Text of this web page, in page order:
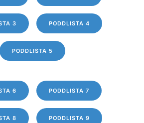
3 PODDLISTA 4
PODDLISTA 5
6 PODDLISTA 7
8 PODDLISTA 9